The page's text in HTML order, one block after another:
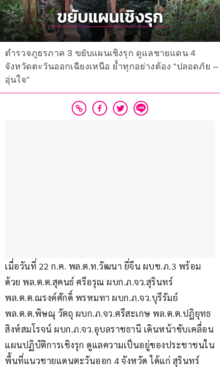
ตำรวจภูธรภาค 3 ขยับแผนเชิงรุก ดูแลชายแดน 4
จังหวัดตะวันออกเฉียงเหนือ ย้ำทุกอย่างต้อง “ปลอดภัย –
อุ่นใจ”
เมื่อวันที่ 22 ก.ค. พล.ต.ท.วัฒนา ยี่จีน ผบช.ภ.3 พร้อม
ด้วย พล.ต.ต.สุคนธ์ ศรีอรุณ ผบก.ภ.จว.สุรินทร์
พล.ต.ต.ณรงค์ศักดิ์ พรหมทา ผบก.ภ.จว.บุรีรัมย์
พล.ต.ต.พิษณุ วัตถุ ผบก.ภ.จว.ศรีสะเกษ พล.ต.ต.ปฎิยุทธ
สิงห์สมโรจน์ ผบก.ภ.จว.อุบลราชธานี เดินหน้าขับเคลื่อน
แผนปฏิบัติการเชิงรุก ดูแลความเป็นอยู่ของประชาชนใน
พื้นที่แนวชายแดนตะวันออก 4 จังหวัด ได้แก่ สุรินทร์